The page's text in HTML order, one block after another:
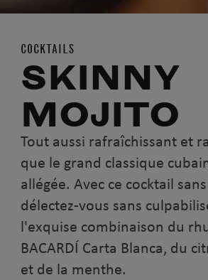
COCKTAILS
SKINNY
MOJITO
Tout aussi rafraîchissant et
que le grand classique
allégée. Avec ce cocktail
délectez-vous sans
l'exquise combinaison du
BACARDÍ Carta Blanca, du
et de la menthe.